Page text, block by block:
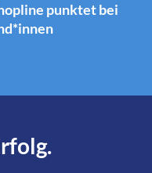
punktet bei